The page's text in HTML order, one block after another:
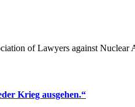
of Lawyers against
Krieg ausgehen.“